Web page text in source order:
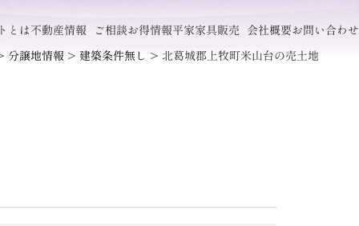
とは 不動産情報 ご相談お得情報平家家具販売 会社概要お問い合わせ
分譲地情報 > 建築条件無し > 北葛城郡上牧町米山台の売土地